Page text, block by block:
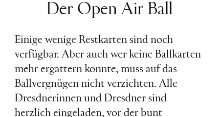
Der Open Air Ball
Einige wenige Restkarten sind noch
verfügbar. Aber auch wer keine Ballkarten
mehr ergattern konnte, muss auf das
Ballvergnügen nicht verzichten. Alle
Dresdnerinnen und Dresdner sind
herzlich eingeladen, vor der bunt